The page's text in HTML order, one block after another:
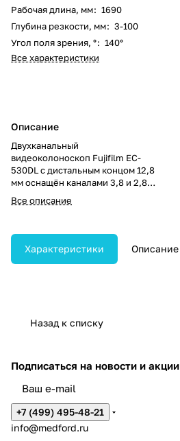
Рабочая длина, мм: 1690
Глубина резкости, мм: 3-100
Угол поля зрения, °: 140°
Все характеристики
Описание
Двухканальный
видеоколоноскоп Fujifilm EC-
530DL с дистальным концом 12,8
мм оснащён каналами 3,8 и 2,8
мм для расширенных
диагностических и лечебных
глубину резкости 3–100 мм и
изгиб дистальной части 180°
вверх/вниз.
Все описание
Характеристики Описание
Назад к списку
Подписаться на новости и акции
+7 (499) 495-48-21
info@medford.ru